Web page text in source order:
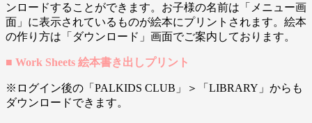
ンロードすることができます。お子様の名前は「メニュー画
面」に表示されているものが絵本にプリントされます。絵本
の作り方は「ダウンロード」画面でご案内しております。
■ Work Sheets 絵本書き出しプリント
※ログイン後の「PALKIDS CLUB」＞「LIBRARY」からも
ダウンロードできます。